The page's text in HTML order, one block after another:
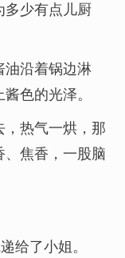
多少有点儿厨
油沿着锅边淋
色的光泽。
热气一烘，那
焦香，一股脑
给了小姐。